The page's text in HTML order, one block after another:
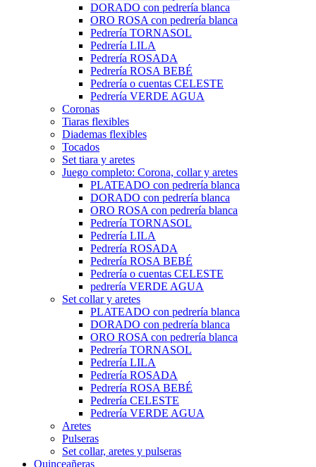
DORADO con pedrería blanca
ORO ROSA con pedrería blanca
Pedrería TORNASOL
Pedrería LILA
Pedrería ROSADA
Pedrería ROSA BEBÉ
Pedrería o cuentas CELESTE
Pedrería VERDE AGUA
Coronas
Tiaras flexibles
Diademas flexibles
Tocados
Set tiara y aretes
Juego completo: Corona, collar y aretes
PLATEADO con pedrería blanca
DORADO con pedrería blanca
ORO ROSA con pedrería blanca
Pedrería TORNASOL
Pedrería LILA
Pedrería ROSADA
Pedrería ROSA BEBÉ
Pedrería o cuentas CELESTE
pedrería VERDE AGUA
Set collar y aretes
PLATEADO con pedrería blanca
DORADO con pedrería blanca
ORO ROSA con pedrería blanca
Pedrería TORNASOL
Pedrería LILA
Pedrería ROSADA
Pedrería ROSA BEBÉ
Pedrería CELESTE
Pedrería VERDE AGUA
Aretes
Pulseras
Set collar, aretes y pulseras
Quinceañeras